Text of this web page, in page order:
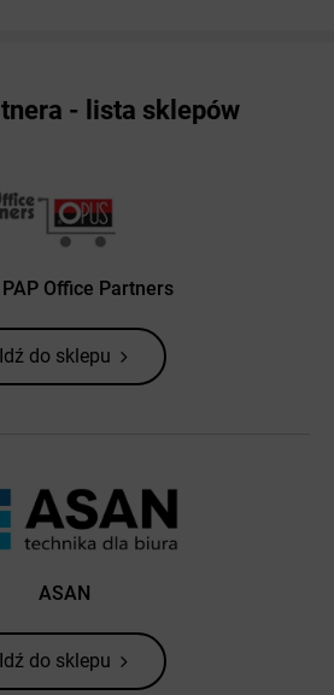
- lista sklepów
PAP Office Partners
Idź do sklepu
ASAN
Idź do sklepu